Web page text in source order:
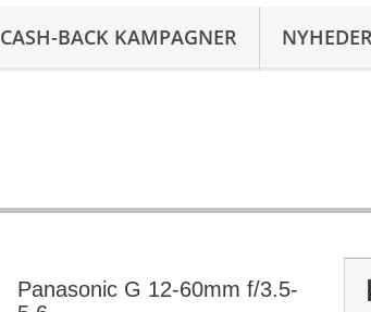
CASH-BACK KAMPAGNER NYHEDER
Panasonic G 12-60mm f/3.5-